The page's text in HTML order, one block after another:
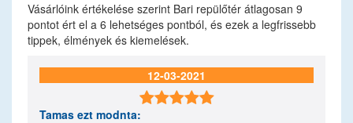
Vásárlóink értékelése szerint Bari repülőtér átlagosan 9
pontot ért el a 6 lehetséges pontból, és ezek a legfrissebb
tippek, élmények és kiemelések.
12-03-2021

Tamas ezt modnta: